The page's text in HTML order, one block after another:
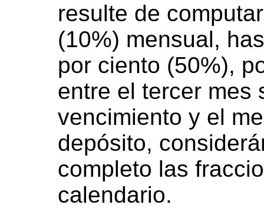
resulte de
(10%) mensual,
por ciento (50%),
entre el tercer mes
vencimiento y el
depósito,
completo las
calendario.